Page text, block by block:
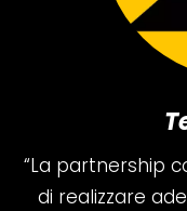
“La partnership
di realizzare